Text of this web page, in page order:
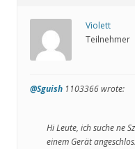
Violett
Teilnehmer
@Sguish 1103366 wrote:
Hi Leute, ich suche ne
einem Gerät